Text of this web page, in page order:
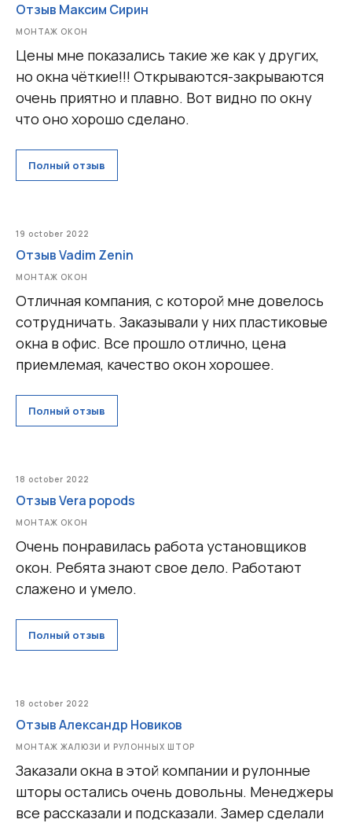
Отзыв Максим Сирин
МОНТАЖ ОКОН
Цены мне показались такие же как у других,
но окна чёткие!!! Открываются-закрываются
очень приятно и плавно. Вот видно по окну
что оно хорошо сделано.
Полный отзыв
19 october 2022
Отзыв Vadim Zenin
МОНТАЖ ОКОН
Отличная компания, с которой мне довелось
сотрудничать. Заказывали у них пластиковые
окна в офис. Все прошло отлично, цена
приемлемая, качество окон хорошее.
Полный отзыв
18 october 2022
Отзыв Vera popods
МОНТАЖ ОКОН
Очень понравилась работа установщиков
окон. Ребята знают свое дело. Работают
слажено и умело.
Полный отзыв
18 october 2022
Отзыв Александр Новиков
МОНТАЖ ЖАЛЮЗИ И РУЛОННЫХ ШТОР
Заказали окна в этой компании и рулонные
шторы остались очень довольны. Менеджеры
все рассказали и подсказали. Замер сделали